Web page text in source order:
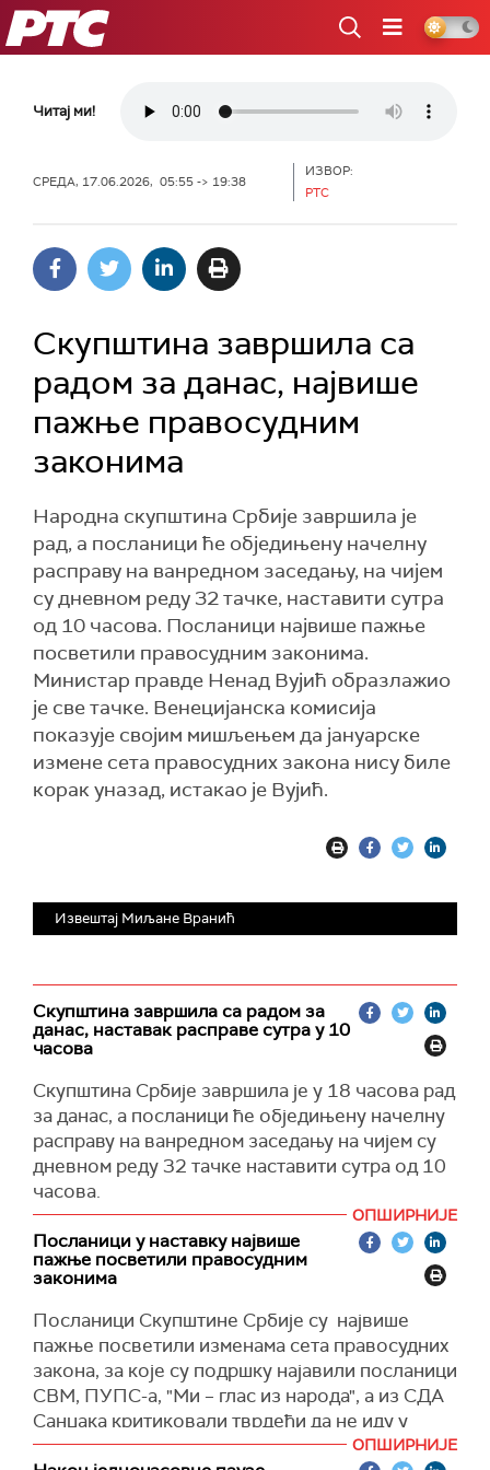
РТС
Читај ми!
СРЕДА, 17.06.2026, 05:55 -> 19:38
ИЗВОР:
РТС
Скупштина завршила са
радом за данас, највише
пажње правосудним
законима
Народна скупштина Србије завршила је
рад, а посланици ће обједињену начелну
расправу на ванредном заседању, на чијем
су дневном реду 32 тачке, наставити сутра
од 10 часова. Посланици највише пажње
посветили правосудним законима.
Министар правде Ненад Вујић образлажио
је све тачке. Венецијанска комисија
показује својим мишљењем да јануарске
измене сета правосудних закона нису биле
корак уназад, истакао је Вујић.
Извештај Миљане Вранић
Скупштина завршила са радом за
данас, наставак расправе сутра у 10
часова
Скупштина Србије завршила је у 18 часова рад
за данас, а посланици ће обједињену начелну
расправу на ванредном заседању на чијем су
дневном реду 32 тачке наставити сутра од 10
часова.
Предложена законска решења данас су
испред предлагача – Владе Србије
образлагали министар правде Ненад Вујић и
Највише пажње током данашње расправе
изазвао је сет правосудних закона чије измене
су усаглашене са препорукама Венецијанске
комисије.
Док посланици владајуће већине наводе да
ОПШИРНИЈЕ
Посланици у наставку највише
пажње посветили правосудним
законима
Посланици Скупштине Србије су највише
пажње посветили изменама сета правосудних
закона, за које су подршку најавили посланици
СВМ, ПУПС-а, "Ми – глас из народа", а из СДА
Санџака критиковали тврдећи да не иду у
правцу потребних реформи у правосуђу.ОПШИРНИЈЕ